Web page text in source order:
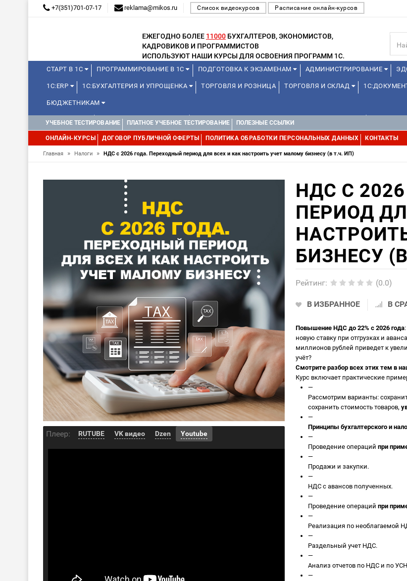
+7(351)701-07-17 reklama@mikos.ru Список видеокурсов Расписание онлайн-курсов
ЕЖЕГОДНО БОЛЕЕ 11000 БУХГАЛТЕРОВ, ЭКОНОМИСТОВ,
КАДРОВИКОВ И ПРОГРАММИСТОВ
ИСПОЛЬЗУЮТ НАШИ КУРСЫ ДЛЯ ОСВОЕНИЯ ПРОГРАММ 1С.
СТАРТ В 1С ПРОГРАММИРОВАНИЕ В 1С ПОДГОТОВКА К ЭКЗАМЕНАМ АДМИНИСТРИРОВАНИЕ
1С:ERP 1С:БУХГАЛТЕРИЯ И УПРОЩЕНКА ТОРГОВЛЯ И РОЗНИЦА ТОРГОВЛЯ И СКЛАД
БЮДЖЕТНИКАМ
МИНИ-КУРСЫ КУРСЫ ДЛЯ ШКОЛЬНИКОВ КУРСЫ ДЛЯ ПРЕПОДАВАТЕЛЕЙ ШКОЛЬНЫХ КУРСОВ
УПРАВЛЕНИЕ ПРОЕКТАМИ УПРАВЛЕНЦАМ МИНИ-КУРСЫ (ПРОФЕССИОНАЛЬНЫЕ ПРОБЫ) 4-6 ЧАСОВ ОТ 12
УЧЕБНОЕ ТЕСТИРОВАНИЕ ПЛАТНОЕ УЧЕБНОЕ ТЕСТИРОВАНИЕ ПОЛЕЗНЫЕ ССЫЛКИ
ОНЛАЙН-КУРСЫ ДОГОВОР ПУБЛИЧНОЙ ОФЕРТЫ ПОЛИТИКА ОБРАБОТКИ ПЕРСОНАЛЬНЫХ ДАННЫХ КОНТАКТЫ
Главная » Налоги » НДС с 2026 года. Переходный период для всех и как настроить учет малому бизнесу (в т.ч. ИП)
Плеер: RUTUBE VK видео Dzen Youtube
НДС С
ПЕРИОД
БИЗНЕСУ
Рейтинг: (0.0)
В ИЗБРАННОЕ В
Повышение НДС до 22% с 2026 года
новую ставку при отгрузках и
миллионов рублей приведет к
учёт?
Смотрите разбор всех этих тем в
Курс включает практические
—
Рассмотрим варианты:
сохранить стоимость товаров,
—
Принципы бухгалтерского и
—
Проведение операций при
—
Продажи и закупки.
—
НДС с авансов полученных.
—
Проведение операций при
—
Реализация по необлагаемой
—
Раздельный учет НДС.
—
Анализ отчетов по НДС и по
—